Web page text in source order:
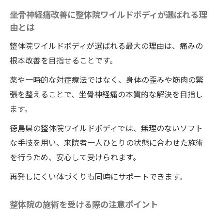
歩行改善へ導く整体院ワイルドボディの施
整体院ワイルドボディで快適な毎日を取り
戻すための流れ
整体で再発を防ぐための根本改善アプロー
整体施術後のケアで再発リスクを軽減する
再発しない身体作りに整体院ワイルドボデ
ィの施術が有効な理由
坐骨神経痛改善に整体院ワイルドボディが選ばれる理
由とは
整体院ワイルドボディが選ばれる最大の理由は、痛みの
根本改善を目指せることです。
薬や一時的な対症療法ではなく、身体の歪みや筋肉の緊
張を整えることで、坐骨神経痛の本質的な解決を目指し
ます。
徳島県の整体院ワイルドボディでは、無理のないソフト
な手技を用い、来院者一人ひとりの状態に合わせた施術
を行うため、安心して受けられます。
再発しにくい体づくりも同時にサポートできます。
整体院の施術を受ける際の注意ポイント